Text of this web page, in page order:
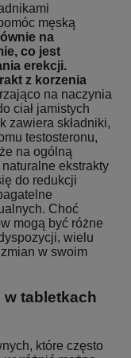
męską
na
co jest
erekcji.
z korzenia
na naczynia
ciał jamistych
zawiera składniki,
testosteronu,
na ogólną
ekstrakty
do redukcji
Choć
mogą być różne
wielu
w swoim
w tabletkach
które często